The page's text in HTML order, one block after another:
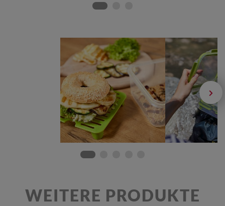
WEITERE PRODUKTE